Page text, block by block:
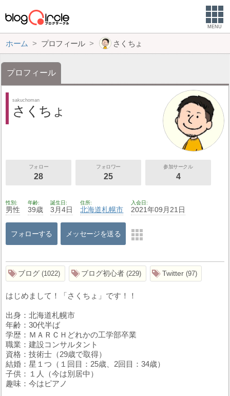
MENU
ホーム プロフィール さくちょ
プロフィール
sakuchoman
さくちょ
フォロー
28
フォロワー
25
参加サークル
4
性別
男性
年齢
39歳
誕生日
3月4日
住所
北海道札幌市
入会日
2021年09月21日
フォローする メッセージを送る
ブログ 1022 ブログ初心者 229 Twitter 97
はじめまして！「さくちょ」です！！
出身：北海道札幌市
年齢：30代半ば
学歴：ＭＡＲＣＨどれかの工学部卒業
職業：建設コンサルタント
資格：技術士（29歳で取得）
結婚：星１つ（１回目：25歳、2回目：34歳）
子供：１人（今は別居中）
趣味：今はピアノ